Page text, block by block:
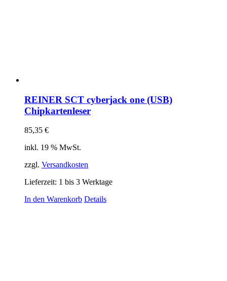
REINER SCT cyberjack one (USB)
Chipkartenleser
85,35 €
inkl. 19 % MwSt.
zzgl. Versandkosten
Lieferzeit: 1 bis 3 Werktage
In den Warenkorb Details